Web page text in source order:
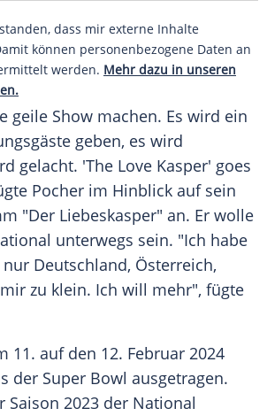
dass mir externe Inhalte
können personenbezogene Daten an
werden. Mehr dazu in unseren
geile Show machen. Es wird ein
geben, es wird
gelacht. 'The Love Kasper' goes
Pocher im Hinblick auf sein
"Der Liebeskasper" an. Er wolle
unterwegs sein. "Ich habe
nur Deutschland, Österreich,
zu klein. Ich will mehr", fügte
11. auf den 12. Februar 2024
der Super Bowl ausgetragen.
Saison 2023 der National